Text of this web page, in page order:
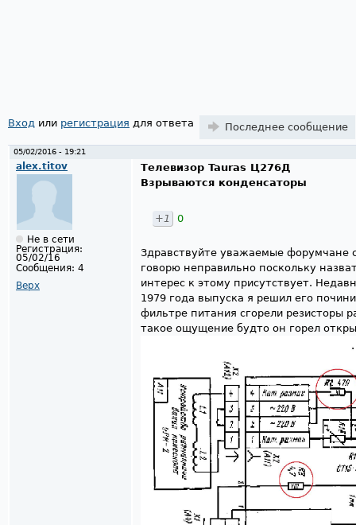
Страницы
Вход или регистрация для ответа Последнее сообщение
05/02/2016 - 19:21
alex.titov
Не в сети
Регистрация:
05/02/16
Сообщения: 4
Верх
Телевизор Tauras Ц276Д
Взрываются конденсаторы
+1 0
Здравствуйте уважаемые форумчане
говорю неправильно поскольку
интерес к этому присутствует.
1979 года выпуска я решил его
фильтре питания сгорели резисторы
такое ощущение будто он горел